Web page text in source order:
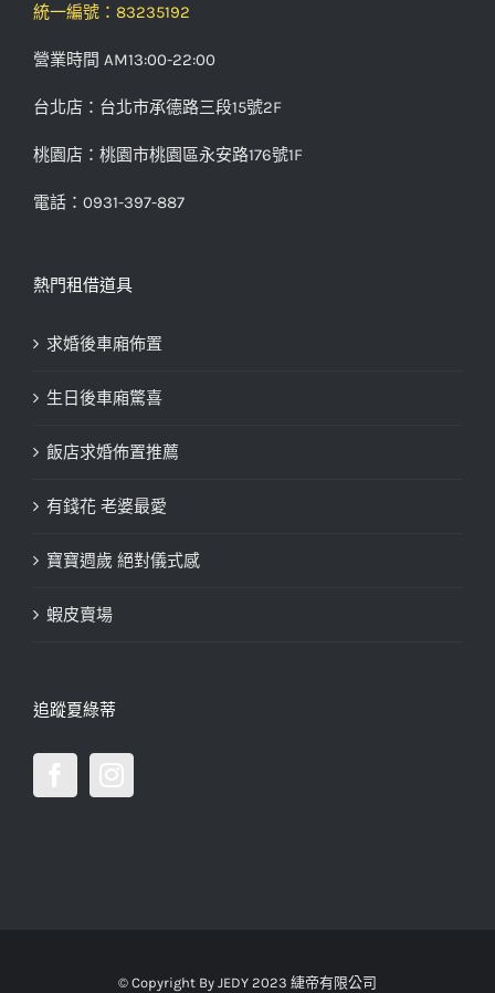
統一編號：83235192
營業時間 AM13:00-22:00
台北店：台北市承德路三段15號2F
桃園店：桃園市桃園區永安路176號1F
電話：0931-397-887
熱門租借道具
求婚後車廂佈置
生日後車廂驚喜
飯店求婚佈置推薦
有錢花 老婆最愛
寶寶週歲 絕對儀式感
蝦皮賣場
追蹤夏綠蒂
© Copyright By JEDY 2023 緁帝有限公司